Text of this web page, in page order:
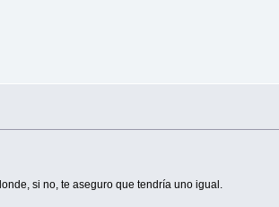
si no, te aseguro que tendría uno igual.